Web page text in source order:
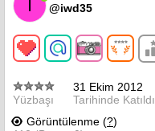
I @iwd35
Yüzbaşı
31 Ekim 2012
Tarihinde Katıldı
Görüntülenme (?)